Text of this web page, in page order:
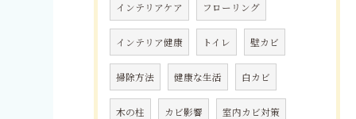
インテリアケア フローリング
インテリア健康 トイレ 壁カビ
掃除方法 健康な生活 白カビ
木の柱 カビ影響 室内カビ対策